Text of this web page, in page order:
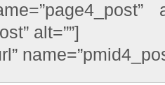
alt=””]